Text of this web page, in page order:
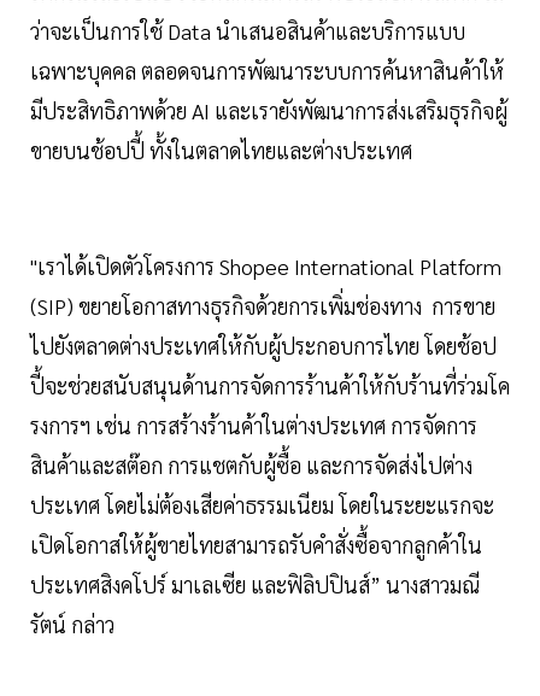
ว่าจะเป็นการใช้ Data นำเสนอสินค้าและบริการแบบ
เฉพาะบุคคล ตลอดจนการพัฒนาระบบการค้นหาสินค้าให้
มีประสิทธิภาพด้วย AI และเรายังพัฒนาการส่งเสริมธุรกิจผู้
ขายบนช้อปปี้ ทั้งในตลาดไทยและต่างประเทศ
"เราได้เปิดตัวโครงการ Shopee International Platform
(SIP) ขยายโอกาสทางธุรกิจด้วยการเพิ่มช่องทาง การขาย
ไปยังตลาดต่างประเทศให้กับผู้ประกอบการไทย โดยช้อป
ปี้จะช่วยสนับสนุนด้านการจัดการร้านค้าให้กับร้านที่ร่วมโค
รงการฯ เช่น การสร้างร้านค้าในต่างประเทศ การจัดการ
สินค้าและสต๊อก การแชตกับผู้ซื้อ และการจัดส่งไปต่าง
ประเทศ โดยไม่ต้องเสียค่าธรรมเนียม โดยในระยะแรกจะ
เปิดโอกาสให้ผู้ขายไทยสามารถรับคำสั่งซื้อจากลูกค้าใน
ประเทศสิงคโปร์ มาเลเซีย และฟิลิปปินส์” นางสาวมณี
รัตน์ กล่าว